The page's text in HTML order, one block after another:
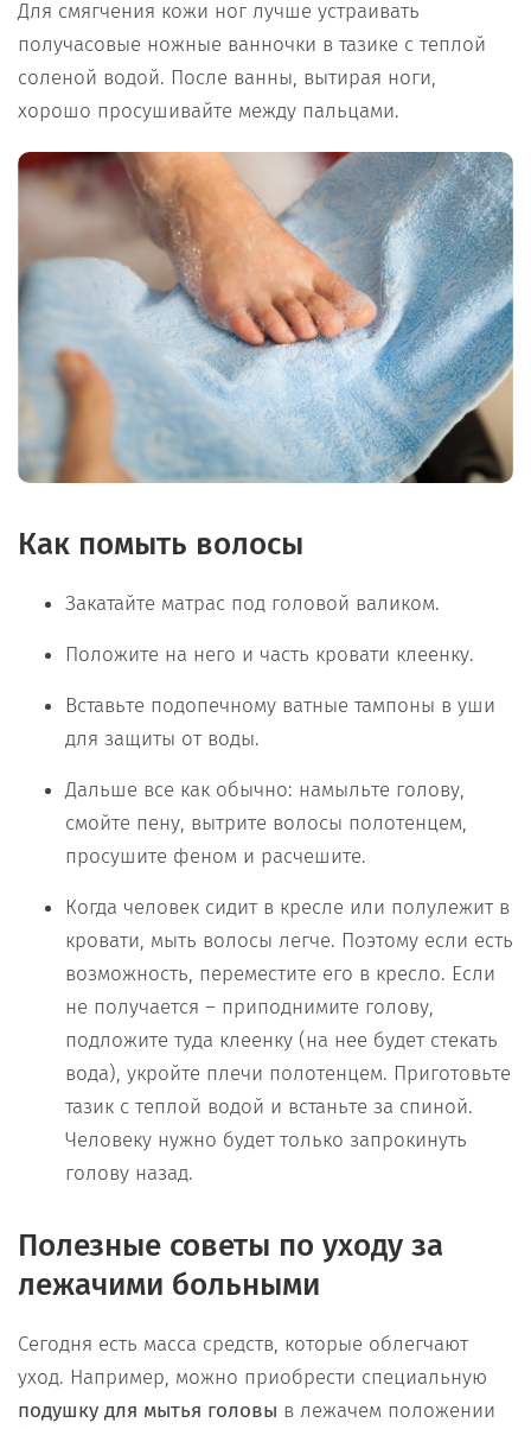
Для смягчения кожи ног лучше устраивать
получасовые ножные ванночки в тазике с теплой
соленой водой. После ванны, вытирая ноги,
хорошо просушивайте между пальцами.
Как помыть волосы
Закатайте матрас под головой валиком.
Положите на него и часть кровати клеенку.
Вставьте подопечному ватные тампоны в уши
для защиты от воды.
Дальше все как обычно: намыльте голову,
смойте пену, вытрите волосы полотенцем,
просушите феном и расчешите.
Когда человек сидит в кресле или полулежит в
кровати, мыть волосы легче. Поэтому если есть
возможность, переместите его в кресло. Если
не получается – приподнимите голову,
подложите туда клеенку (на нее будет стекать
вода), укройте плечи полотенцем. Приготовьте
тазик с теплой водой и встаньте за спиной.
Человеку нужно будет только запрокинуть
голову назад.
Полезные советы по уходу за
лежачими больными
Сегодня есть масса средств, которые облегчают
уход. Например, можно приобрести специальную
подушку для мытья головы в лежачем положении